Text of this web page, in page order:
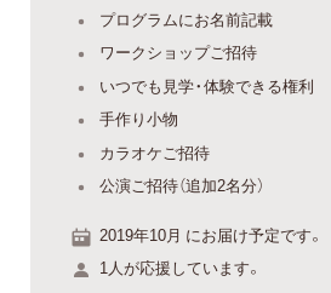
プログラムにお名前記載
ワークショップご招待
いつでも見学・体験できる権利
手作り小物
カラオケご招待
公演ご招待（追加2名分）
2019年10月 にお届け予定です。
1人が応援しています。